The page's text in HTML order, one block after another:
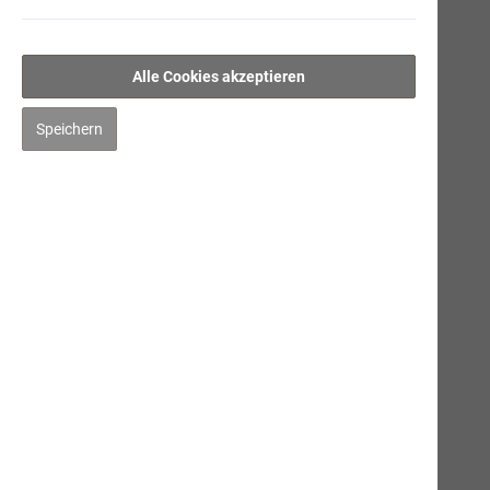
Gourmet-Rinderwurst
Feinschmeckermenü
Alle Cookies akzeptieren
Speichern